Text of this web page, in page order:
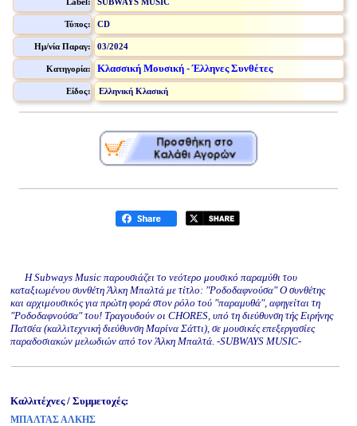
Τύπος: CD
Ημ/νία Παραγ: 03/2024
Κατηγορία: Κλασσική Μουσική - Έλληνες Συνθέτες
Είδος: Ελληνική Κλασική
Η Subways Music παρουσιάζει το νεότερο μουσικό παραμύθι του
καταξιωμένου συνθέτη Άλκη Μπαλτά με τίτλο: "Ροδοδαφνούσα" Ο συνθέτης
και αρχιμουσικός για πρώτη φορά στον ρόλο τού "παραμυθά", αφηγείται τη
"Ροδοδαφνούσα" του! Τραγουδούν οι CHORES, υπό τη διεύθυνση τής Ειρήνης
Πατσέα (καλλιτεχνική διεύθυνση Μαρίνα Σάττι), σε μουσικές επεξεργασίες
παραδοσιακών μελωδιών από τον Άλκη Μπαλτά. -SUBWAYS MUSIC-
Καλλιτέχνες / Συμμετοχές:
ΜΠΑΛΤΑΣ ΑΛΚΗΣ